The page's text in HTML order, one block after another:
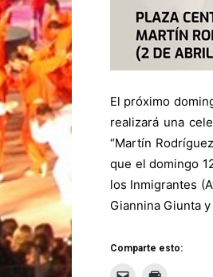
El próximo
realizará una
“Martín
que el domingo
los Inmigrantes
Giannina Giunta
Comparte esto: